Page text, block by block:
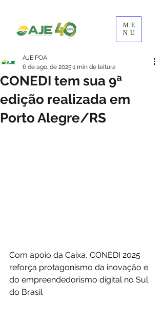
ME
NU
CONEDI tem sua 9ª
edição realizada em
Porto Alegre/RS
AJE POA
6 de ago. de 2025 1 min de leitura
Com apoio da Caixa, CONEDI 2025
reforça protagonismo da inovação e
do empreendedorismo digital no Sul
do Brasil